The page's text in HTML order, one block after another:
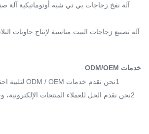
آلة نفخ زجاجات بي تي شبه أوتوماتيكية آلة
آلة تصنيع زجاجات البيت مناسبة لإنتاج حاويات
خدمات ODM/OEM
1نحن نقدم خدمات ODM / OEM لتلبية احتياجات العملاء المختلفة
2نحن نقدم الحل للعملاء المنتجات